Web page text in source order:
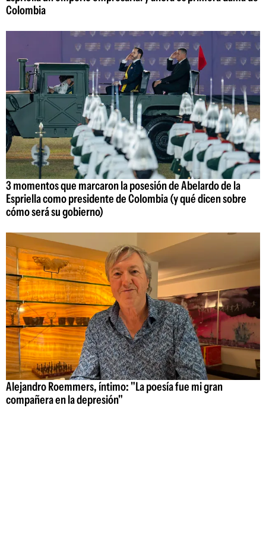
Colombia
3 momentos que marcaron la posesión de Abelardo de la
Espriella como presidente de Colombia (y qué dicen sobre
cómo será su gobierno)
Alejandro Roemmers, íntimo: "La poesía fue mi gran
compañera en la depresión"